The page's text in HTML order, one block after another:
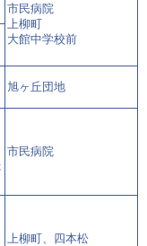
市民病院
上柳町
大館中学校前
旭ヶ丘団地
市民病院
上柳町、四本松